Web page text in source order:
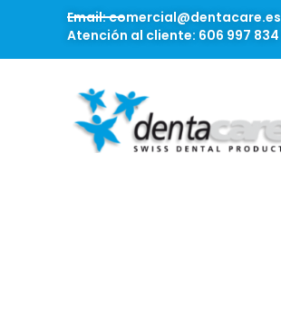
Email: comercial@dentacare.es
Atención al cliente: 606 997 834